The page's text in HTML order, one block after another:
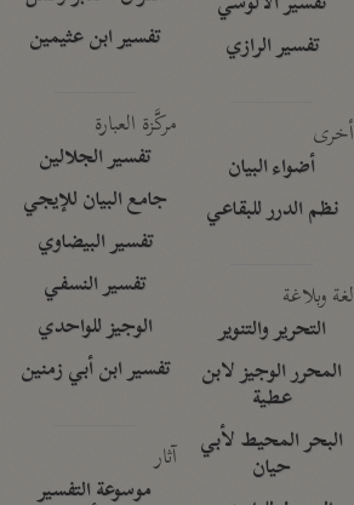
تفسير الرازي
أخرى
أضواء البيان
نظم الدرر للبقاعي
لغة وبلاغة
التحرير والتنوير
المحرر الوجيز لابن
عطية
البحر المحيط لأبي
حيان
تفسير ابن عثيمين
مركَّزة العبارة
تفسير الجلالين
جامع البيان للإيجي
تفسير البيضاوي
تفسير النسفي
الوجيز للواحدي
تفسير ابن أبي زمنين
آثار
موسوعة التفسير